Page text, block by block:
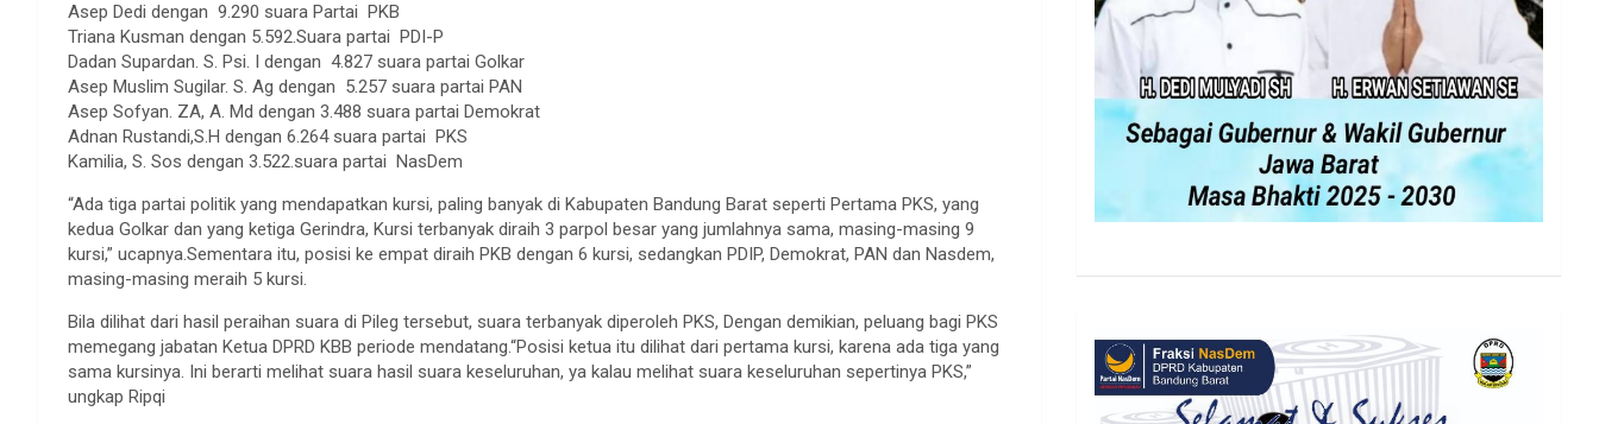
Asep Dedi dengan 9.290 suara Partai PKB
Triana Kusman dengan 5.592.Suara partai PDI-P
Dadan Supardan. S. Psi. I dengan 4.827 suara partai Golkar
Asep Muslim Sugilar. S. Ag dengan 5.257 suara partai PAN
Asep Sofyan. ZA, A. Md dengan 3.488 suara partai Demokrat
Adnan Rustandi,S.H dengan 6.264 suara partai PKS
Kamilia, S. Sos dengan 3.522.suara partai NasDem
“Ada tiga partai politik yang mendapatkan kursi, paling banyak di Kabupaten Bandung Barat seperti Pertama PKS, yang
kedua Golkar dan yang ketiga Gerindra, Kursi terbanyak diraih 3 parpol besar yang jumlahnya sama, masing-masing 9
kursi,” ucapnya.Sementara itu, posisi ke empat diraih PKB dengan 6 kursi, sedangkan PDIP, Demokrat, PAN dan Nasdem,
masing-masing meraih 5 kursi.
Bila dilihat dari hasil peraihan suara di Pileg tersebut, suara terbanyak diperoleh PKS, Dengan demikian, peluang bagi PKS
memegang jabatan Ketua DPRD KBB periode mendatang.“Posisi ketua itu dilihat dari pertama kursi, karena ada tiga yang
sama kursinya. Ini berarti melihat suara hasil suara keseluruhan, ya kalau melihat suara keseluruhan sepertinya PKS,”
ungkap Ripqi